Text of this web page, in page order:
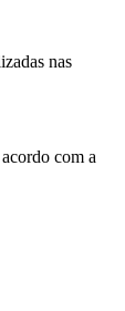
nas
com a